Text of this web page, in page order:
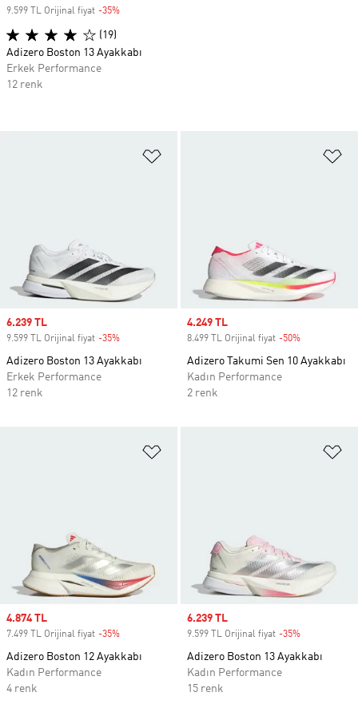
Sale price
6.239 TL
9.599 TL Orijinal fiyat -35%
Adizero Boston 13 Ayakkabı
Erkek Performance
12 renk
Sale price
4.249 TL
8.499 TL Orijinal fiyat -50%
Adizero Takumi Sen 10 Ayakkabı
Kadın Performance
2 renk
Sale price
4.874 TL
7.499 TL Orijinal fiyat -35%
Adizero Boston 12 Ayakkabı
Kadın Performance
4 renk
Sale price
6.239 TL
9.599 TL Orijinal fiyat -35%
Adizero Boston 13 Ayakkabı
Kadın Performance
15 renk
9.599 TL Orijinal fiyat -35%
(19)
Adizero Boston 13 Ayakkabı
Erkek Performance
12 renk